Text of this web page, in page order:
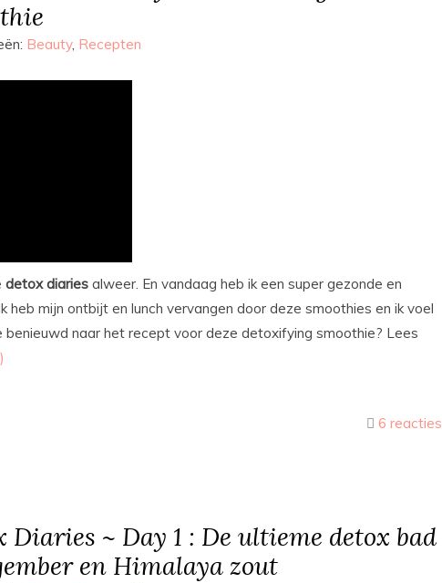
Beauty, Recepten
detox diaries alweer. En vandaag heb ik een super gezonde en
heb mijn ontbijt en lunch vervangen door deze smoothies en ik voel
benieuwd naar het recept voor deze detoxifying smoothie? Lees
6 reacties
Diaries ~ Day 1 : De ultieme detox bad
en Himalaya zout